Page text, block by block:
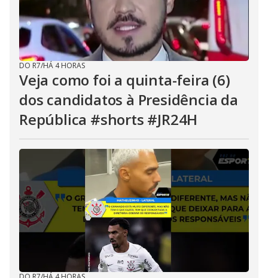
DO R7/HÁ 4 HORAS
Veja como foi a quinta-feira (6)
dos candidatos à Presidência da
República #shorts #JR24H